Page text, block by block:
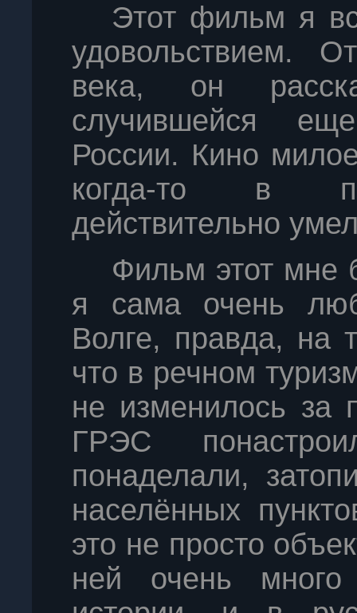
Этот фильм я
удовольствием.
века, он
случившейся
России. Кино
когда-то в
действительно
Фильм этот мне
я сама очень
Волге, правда, на
что в речном
не изменилось за
ГРЭС
понаделали,
населённых
это не просто
ней очень